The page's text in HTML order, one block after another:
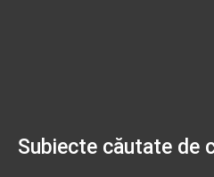
Subiecte căutate de